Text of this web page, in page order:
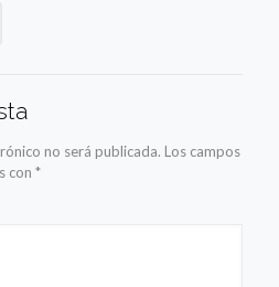
no será publicada. Los campos
con *